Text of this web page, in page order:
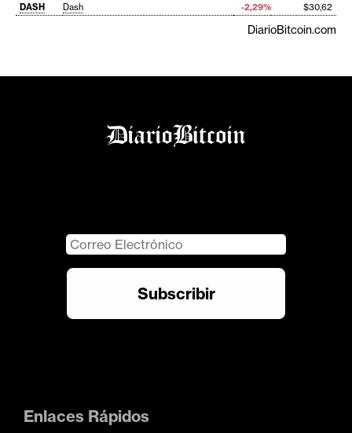
DASH
Dash -2,29% $30,62
DiarioBitcoin.com
Enlaces Rápidos